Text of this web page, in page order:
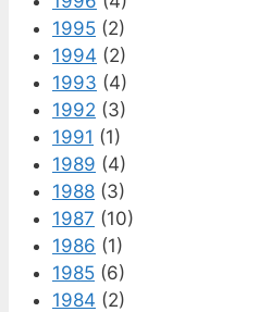
1995 (2)
1994 (2)
1993 (4)
1992 (3)
1991 (1)
1989 (4)
1988 (3)
1987 (10)
1986 (1)
1985 (6)
1984 (2)